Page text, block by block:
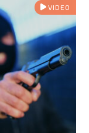
VIDEO